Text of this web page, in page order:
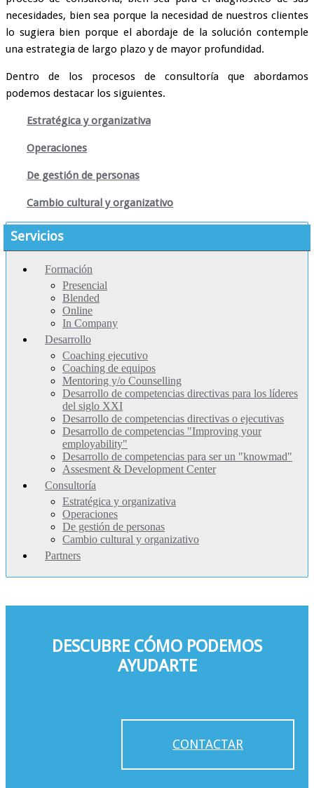
necesidades, bien sea porque la necesidad de nuestros clientes
lo sugiera bien porque el abordaje de la solución contemple
una estrategia de largo plazo y de mayor profundidad.
Dentro de los procesos de consultoría que abordamos
podemos destacar los siguientes.
Estratégica y organizativa
Operaciones
De gestión de personas
Cambio cultural y organizativo
Servicios
Formación
Presencial
Blended
Online
In Company
Desarrollo
Coaching ejecutivo
Coaching de equipos
Mentoring y/o Counselling
Desarrollo de competencias directivas para los líderes
del siglo XXI
Desarrollo de competencias directivas o ejecutivas
Desarrollo de competencias "Improving your
employability"
Desarrollo de competencias para ser un "knowmad"
Assesment & Development Center
Consultoría
Estratégica y organizativa
Operaciones
De gestión de personas
Cambio cultural y organizativo
Partners
DESCUBRE CÓMO PODEMOS
AYUDARTE
CONTACTAR